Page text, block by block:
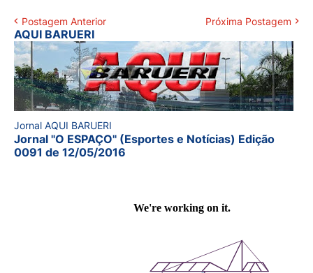
Postagem Anterior Próxima Postagem
AQUI BARUERI
Jornal AQUI BARUERI
Jornal "O ESPAÇO" (Esportes e Notícias) Edição
0091 de 12/05/2016